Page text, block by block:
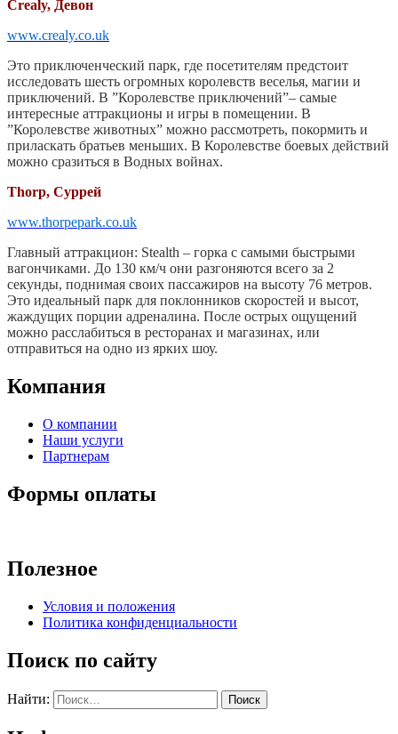
Crealy, Девон
www.crealy.co.uk
Это приключенческий парк, где посетителям предстоит
исследовать шесть огромных королевств веселья, магии и
приключений. В ”Королевстве приключений”– самые
интересные аттракционы и игры в помещении. В
”Королевстве животных” можно рассмотреть, покормить и
приласкать братьев меньших. В Королевстве боевых действий
можно сразиться в Водных войнах.
Thorp, Суррей
www.thorpepark.co.uk
Главный аттракцион: Stealth – горка с самыми быстрыми
вагончиками. До 130 км/ч они разгоняются всего за 2
секунды, поднимая своих пассажиров на высоту 76 метров.
Это идеальный парк для поклонников скоростей и высот,
жаждущих порции адреналина. После острых ощущений
можно расслабиться в ресторанах и магазинах, или
отправиться на одно из ярких шоу.
Компания
О компании
Наши услуги
Партнерам
Формы оплаты
Полезное
Условия и положения
Политика конфиденциальности
Поиск по сайту
Найти: